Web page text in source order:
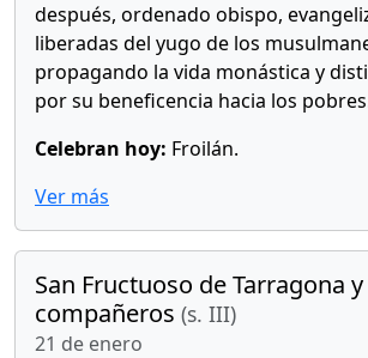
después, ordenado obispo,
liberadas del yugo de los
propagando la vida monástica y
por su beneficencia hacia los
Celebran hoy: Froilán.
Ver más
San Fructuoso de Tarragona y
compañeros (s. III)
21 de enero